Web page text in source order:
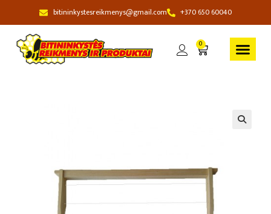
bitininkystesreikmenys@gmail.com +370 650 60040
0